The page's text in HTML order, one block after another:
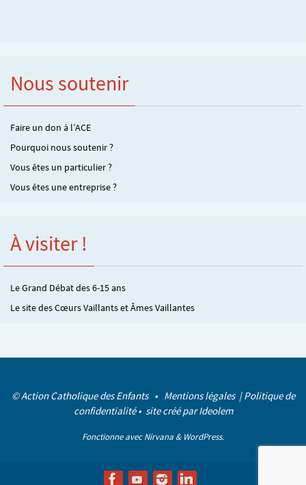
Nous soutenir
Faire un don à l’ACE
Pourquoi nous soutenir ?
Vous êtes un particulier ?
Vous êtes une entreprise ?
À visiter !
Le Grand Débat des 6-15 ans
Le site des Cœurs Vaillants et Âmes Vaillantes
© Action Catholique des Enfants • Mentions légales |Politique de
confidentialité• site créé parIdeolem
Fonctionne avecNirvana & WordPress.